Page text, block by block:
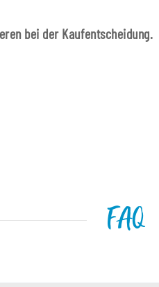
bei der Kaufentscheidung.
FAQ